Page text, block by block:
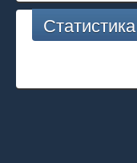
Статистика